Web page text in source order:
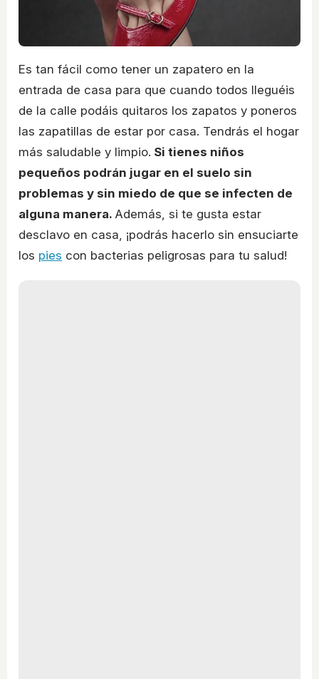
Es tan fácil como tener un zapatero en la
entrada de casa para que cuando todos lleguéis
de la calle podáis quitaros los zapatos y poneros
las zapatillas de estar por casa. Tendrás el hogar
más saludable y limpio. Si tienes niños
pequeños podrán jugar en el suelo sin
problemas y sin miedo de que se infecten de
alguna manera. Además, si te gusta estar
desclavo en casa, ¡podrás hacerlo sin ensuciarte
los pies con bacterias peligrosas para tu salud!